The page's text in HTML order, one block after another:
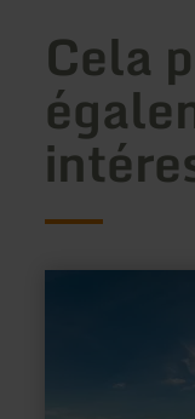
Cela